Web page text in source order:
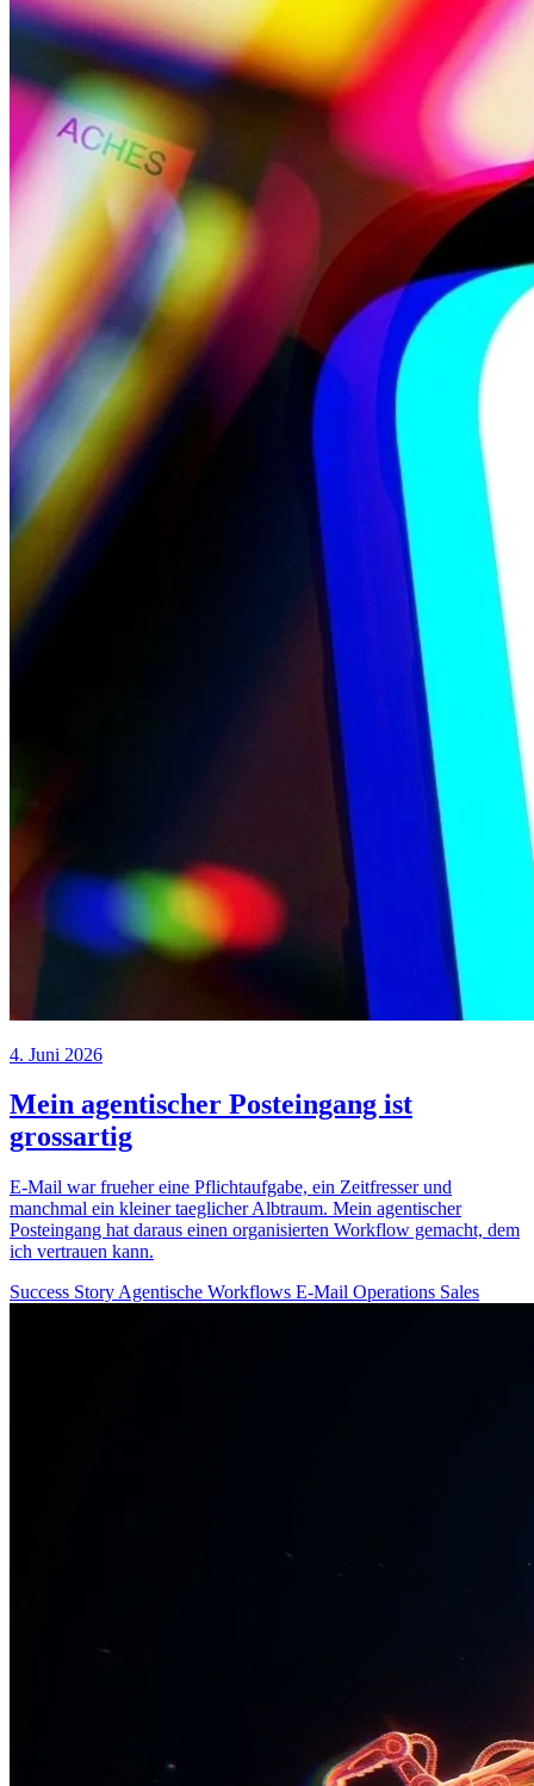
4. Juni 2026
Mein agentischer Posteingang ist
grossartig
E-Mail war frueher eine Pflichtaufgabe, ein Zeitfresser und
manchmal ein kleiner taeglicher Albtraum. Mein agentischer
Posteingang hat daraus einen organisierten Workflow gemacht, dem
ich vertrauen kann.
Success Story Agentische Workflows E-Mail Operations Sales